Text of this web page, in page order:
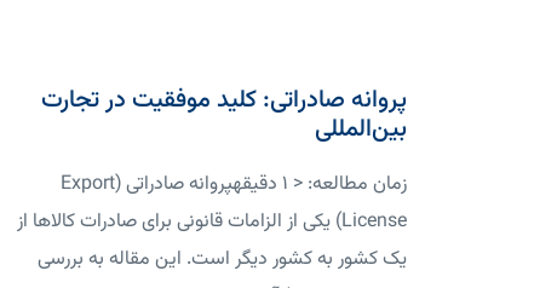
پروانه صادراتی: کلید موفقیت در تجارت
بین‌المللی
زمان مطالعه: < 1 دقیقهپروانه صادراتی (Export
License) یکی از الزامات قانونی برای صادرات کالاها از
یک کشور به کشور دیگر است. این مقاله به بررسی